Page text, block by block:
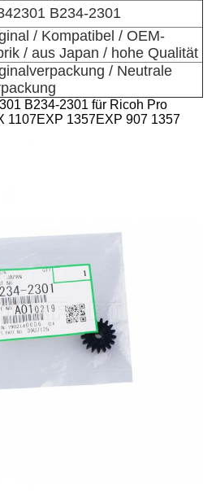
B234-2301
/ Kompatibel / OEM-
/ aus Japan / hohe Qualität
/ Neutrale
B234-2301 für Ricoh Pro
1107EXP 1357EXP 907 1357